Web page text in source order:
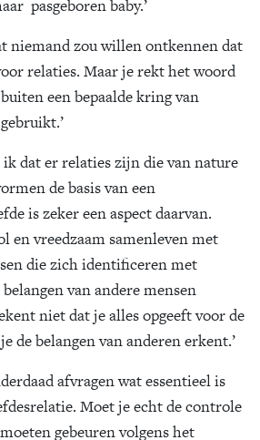
pasgeboren baby.’
niemand zou willen ontkennen dat
relaties. Maar je rekt het woord
een bepaalde kring van
ik dat er relaties zijn die van nature
de basis van een
is zeker een aspect daarvan.
en vreedzaam samenleven met
die zich identificeren met
van andere mensen
niet dat je alles opgeeft voor de
de belangen van anderen erkent.’
afvragen wat essentieel is
Moet je echt de controle
gebeuren volgens het